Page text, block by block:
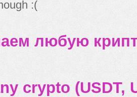
:(
любую
crypto (USDT,